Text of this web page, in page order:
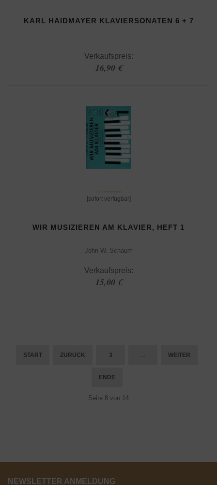
KARL HAIDMAYER KLAVIERSONATEN 6 + 7
Verkaufspreis:
16,90 €
[sofort verfügbar]
WIR MUSIZIEREN AM KLAVIER, HEFT 1
John W. Schaum
Verkaufspreis:
15,00 €
START ZURÜCK 3 WEITER
ENDE
Seite 8 von 14
NEWSLETTER ANMELDUNG